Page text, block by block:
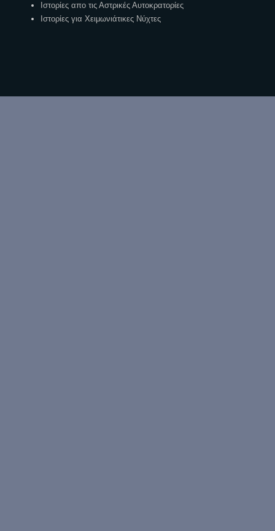
Ιστορίες απο τις Αστρικές Αυτοκρατορίες
Ιστορίες για Χειμωνιάτικες Νύχτες